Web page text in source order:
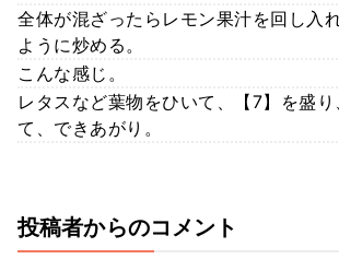
全体が混ざったらレモン果汁を回し入
ように炒める。
こんな感じ。
レタスなど葉物をひいて、【7】を盛
て、できあがり。
投稿者からのコメント